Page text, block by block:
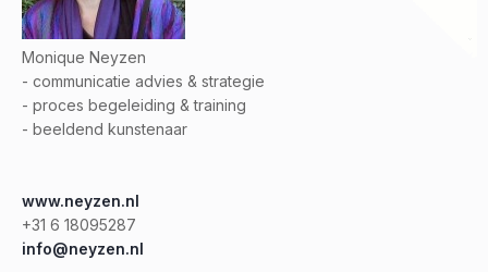
Monique Neyzen
- communicatie advies & strategie
- proces begeleiding & training
- beeldend kunstenaar
www.neyzen.nl
+31 6 18095287
info@neyzen.nl